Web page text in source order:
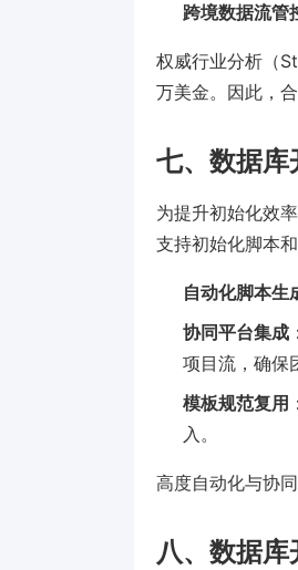
跨境数据流管
权威行业分析（
万美金。因此，
七、数据库
为提升初始化效
支持初始化脚本
自动化脚本生
协同平台集成
项目流，确保
模板规范复用
入。
高度自动化与协
八、数据